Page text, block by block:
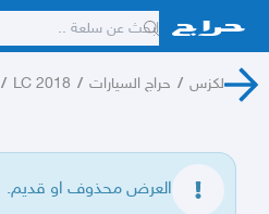
لكزس / حراج السيارات /
LC 2018
/
العرض محذوف او قديم.